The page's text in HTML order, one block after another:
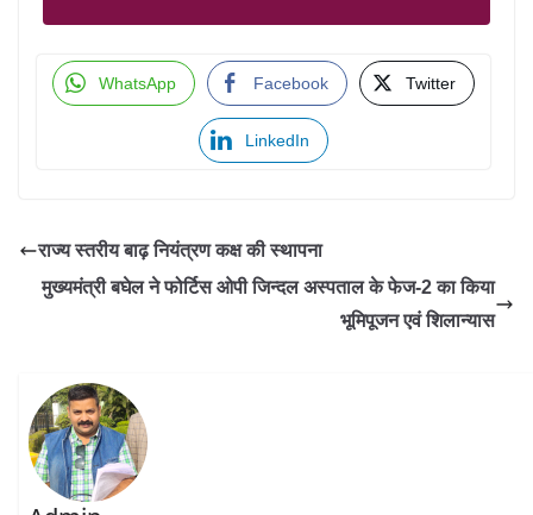
WhatsApp Facebook Twitter
LinkedIn
राज्य स्तरीय बाढ़ नियंत्रण कक्ष की स्थापना
मुख्यमंत्री बघेल ने फोर्टिस ओपी जिन्दल अस्पताल के फेज-2 का किया
भूमिपूजन एवं शिलान्यास